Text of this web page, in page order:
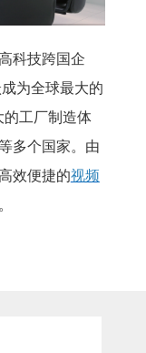
科技跨国企
为全球最大的
的工厂制造体
多个国家。由
效便捷的视频